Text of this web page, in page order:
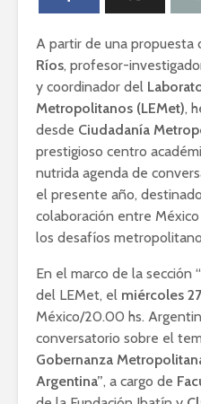
A partir de una propuesta
Ríos, profesor-
y coordinador del
Metropolitanos (LEMet),
desde Ciudadanía
prestigioso centro
nutrida agenda de
el presente año,
colaboración entre
los desafíos
En el marco de la sección
del LEMet, el miércoles
México/20.00 hs.
conversatorio sobre el
Gobernanza
Argentina”, a cargo de